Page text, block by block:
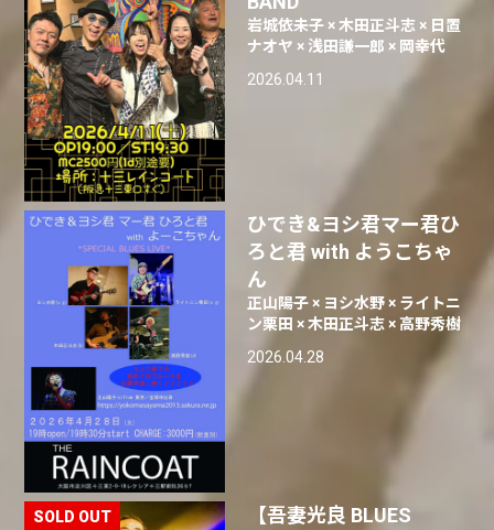
岩城依未子 × 木田正斗志 × 日置
ナオヤ × 浅田謙一郎 × 岡幸代
2026.04.11
ひでき&ヨシ君マー君ひ
ろと君 with ようこちゃ
ん
正山陽子 × ヨシ水野 × ライトニ
ン栗田 × 木田正斗志 × 高野秀樹
2026.04.28
【吾妻光良 BLUES